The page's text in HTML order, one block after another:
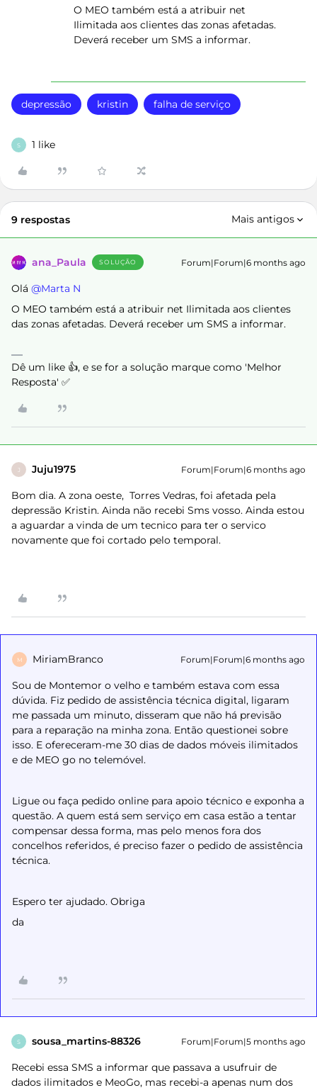
O MEO também está a atribuir net
Ilimitada aos clientes das zonas afetadas.
Deverá receber um SMS a informar.
depressão kristin falha de serviço
S 1 like
9 respostas Mais antigos
ana_Paula SOLUÇÃO Forum|Forum|6 months ago
Olá ​ @Marta N
O MEO também está a atribuir net Ilimitada aos clientes
das zonas afetadas. Deverá receber um SMS a informar.
Dê um like 👍, e se for a solução marque como 'Melhor
Resposta' ✅
J Juju1975 Forum|Forum|6 months ago
Bom dia. A zona oeste, Torres Vedras, foi afetada pela
depressão Kristin. Ainda não recebi Sms vosso. Ainda estou
a aguardar a vinda de um tecnico para ter o servico
novamente que foi cortado pelo temporal.
M MiriamBranco Forum|Forum|6 months ago
Sou de Montemor o velho e também estava com essa
dúvida. Fiz pedido de assistência técnica digital, ligaram
me passada um minuto, disseram que não há previsão
para a reparação na minha zona. Então questionei sobre
isso. E ofereceram-me 30 dias de dados móveis ilimitados
e de MEO go no telemóvel.
Ligue ou faça pedido online para apoio técnico e exponha a
questão. A quem está sem serviço em casa estão a tentar
compensar dessa forma, mas pelo menos fora dos
concelhos referidos, é preciso fazer o pedido de assistência
técnica.
Espero ter ajudado. Obriga
da
S sousa_martins-88326 Forum|Forum|5 months ago
Recebi essa SMS a informar que passava a usufruir de
dados ilimitados e MeoGo, mas recebi-a apenas num dos